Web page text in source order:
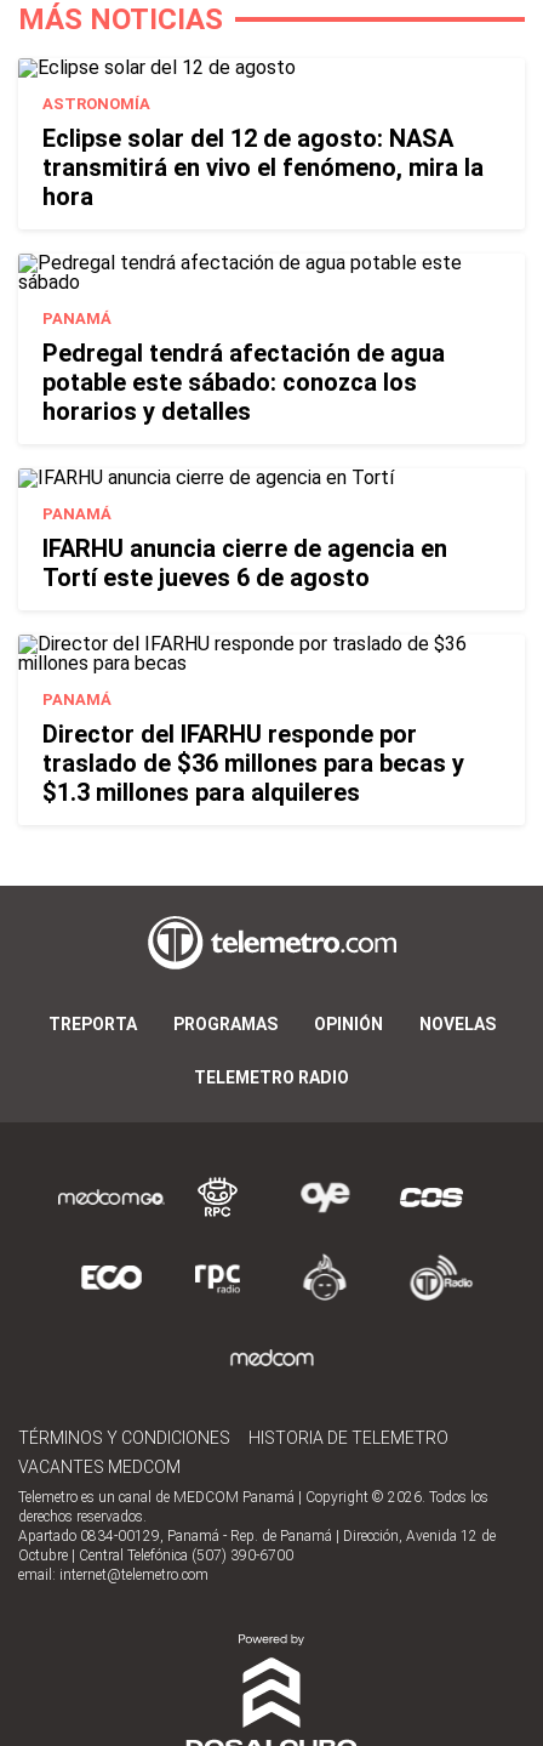
MÁS NOTICIAS
ASTRONOMÍA
Eclipse solar del 12 de agosto: NASA
transmitirá en vivo el fenómeno, mira la
hora
PANAMÁ
Pedregal tendrá afectación de agua
potable este sábado: conozca los
horarios y detalles
PANAMÁ
IFARHU anuncia cierre de agencia en
Tortí este jueves 6 de agosto
PANAMÁ
Director del IFARHU responde por
traslado de $36 millones para becas y
$1.3 millones para alquileres
TREPORTA PROGRAMAS OPINIÓN NOVELAS
TELEMETRO RADIO
TÉRMINOS Y CONDICIONES
HISTORIA DE TELEMETRO
VACANTES MEDCOM
Telemetro es un canal de MEDCOM Panamá | Copyright © 2026. Todos los
derechos reservados.
Apartado 0834-00129, Panamá - Rep. de Panamá | Dirección, Avenida 12 de
Octubre | Central Telefónica (507) 390-6700
email: internet@telemetro.com